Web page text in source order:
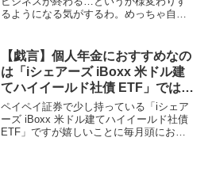
るようになる気がするわ。めっちゃ自分
させてみたら結構つらいコードだと思っ
た。外部か...
【戯言】個人年金におすすめなの
は「iシェアーズ iBoxx 米ドル建
てハイイールド社債 ETF」ではな
いか？
ペイペイ証券で少し持っている「iシェア
ーズ iBoxx 米ドル建てハイイールド社債
ETF」ですが嬉しいことに毎月頭にお金